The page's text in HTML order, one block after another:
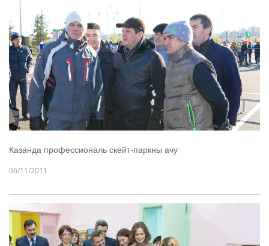
Казанда профессиональ скейт-паркны ачу
06/11/2011